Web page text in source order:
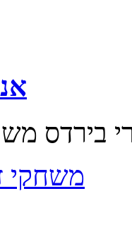
משחקי